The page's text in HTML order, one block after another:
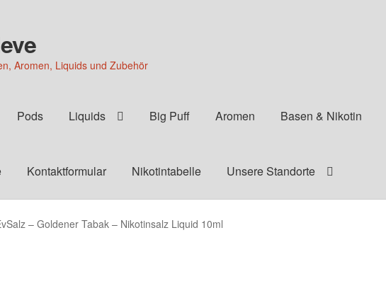
Aromen, Liquids und Zubehör
Pods Liquids Big Puff Aromen Basen & Nikotin
Kontaktformular Nikotintabelle Unsere Standorte
– Goldener Tabak – Nikotinsalz Liquid 10ml